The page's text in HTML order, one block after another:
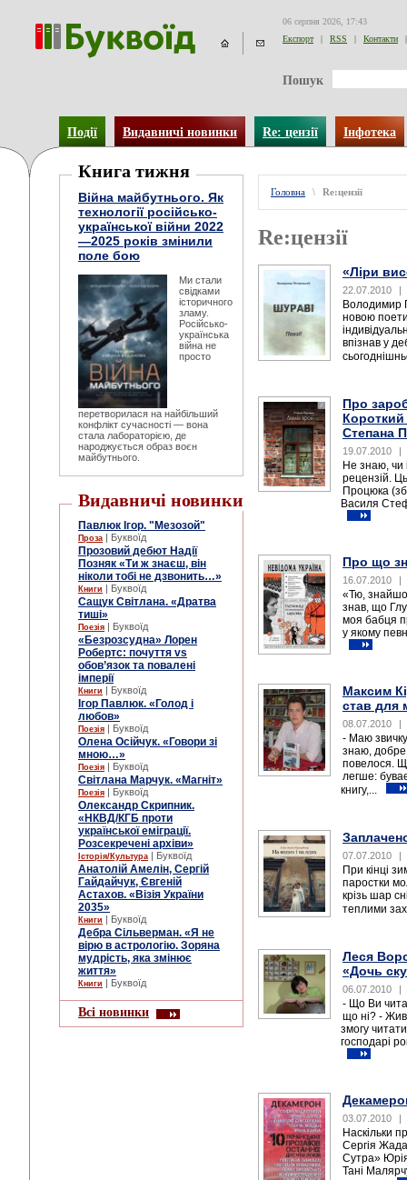
06 серпня 2026, 17:43
Експорт
| RSS | Контакти |
Пошук
Події Видавничі новинки Re: цензії Інфотека
Книга тижня
Війна майбутнього. Як
технології російсько-
української війни 2022
—2025 років змінили
поле бою
Ми стали
свідками
історичного
зламу.
Російсько-
українська
війна не
просто
перетворилася на найбільший
конфлікт сучасності — вона
стала лабораторією, де
народжується образ воєн
майбутнього.
Видавничі новинки
Павлюк Ігор. "Мезозой"
Проза | Буквоїд
Прозовий дебют Надії
Позняк «Ти ж знаєш, він
ніколи тобі не дзвонить…»
Книги | Буквоїд
Сащук Світлана. «Дратва
тиші»
Поезія | Буквоїд
«Безрозсудна» Лорен
Робертс: почуття vs
обов’язок та повалені
імперії
Книги | Буквоїд
Ігор Павлюк. «Голод і
любов»
Поезія | Буквоїд
Олена Осійчук. «Говори зі
мною…»
Поезія | Буквоїд
Світлана Марчук. «Магніт»
Поезія | Буквоїд
Олександр Скрипник.
«НКВД/КГБ проти
української еміграції.
Розсекречені архіви»
Історія/Культура | Буквоїд
Анатолій Амелін, Сергій
Гайдайчук, Євгеній
Астахов. «Візія України
2035»
Книги | Буквоїд
Дебра Сільверман. «Я не
вірю в астрологію. Зоряна
мудрість, яка змінює
життя»
Книги | Буквоїд
Всі новинки
Головна \ Re:цензії
Re:цензії
«Ліри
22.07.2010 |
Володимир
новою
впізнав у
Про
Короткий
Степана
19.07.2010 |
Не знаю, чи
рецензій.
Процюка
Василя
Про що
16.07.2010 |
«Тю,
знав, що
моя бабця
у якому
Максим
став для
08.07.2010 |
- Маю
знаю, добре
повелося.
легше:
книгу,...
07.07.2010 |
При кінці
паростки
крізь шар
теплими
Леся
«Дочь
06.07.2010 |
- Що Ви
що ні? -
змогу
господарі
03.07.2010 |
Наскільки
Сергія
Сутра»
Тані